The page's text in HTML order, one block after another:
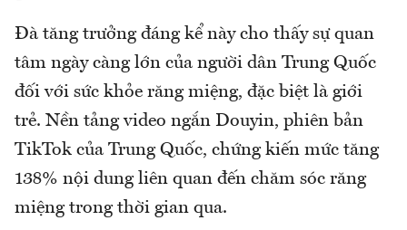
Đà tăng trưởng đáng kể này cho thấy sự quan
tâm ngày càng lớn của người dân Trung Quốc
đối với sức khỏe răng miệng, đặc biệt là giới
trẻ. Nền tảng video ngắn Douyin, phiên bản
TikTok của Trung Quốc, chứng kiến mức tăng
138% nội dung liên quan đến chăm sóc răng
miệng trong thời gian qua.